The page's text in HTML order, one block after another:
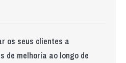
os seus clientes a
de melhoria ao longo de